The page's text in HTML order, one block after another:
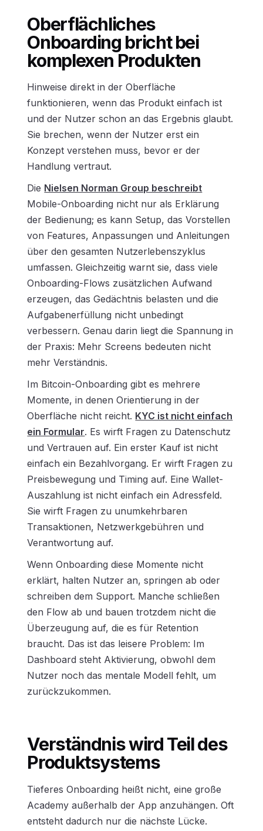
Oberflächliches
Onboarding bricht bei
komplexen Produkten
Hinweise direkt in der Oberfläche
funktionieren, wenn das Produkt einfach ist
und der Nutzer schon an das Ergebnis glaubt.
Sie brechen, wenn der Nutzer erst ein
Konzept verstehen muss, bevor er der
Handlung vertraut.
Die Nielsen Norman Group beschreibt
Mobile-Onboarding nicht nur als Erklärung
der Bedienung; es kann Setup, das Vorstellen
von Features, Anpassungen und Anleitungen
über den gesamten Nutzerlebenszyklus
umfassen. Gleichzeitig warnt sie, dass viele
Onboarding-Flows zusätzlichen Aufwand
erzeugen, das Gedächtnis belasten und die
Aufgabenerfüllung nicht unbedingt
verbessern. Genau darin liegt die Spannung in
der Praxis: Mehr Screens bedeuten nicht
mehr Verständnis.
Im Bitcoin-Onboarding gibt es mehrere
Momente, in denen Orientierung in der
Oberfläche nicht reicht. KYC ist nicht einfach
ein Formular. Es wirft Fragen zu Datenschutz
und Vertrauen auf. Ein erster Kauf ist nicht
einfach ein Bezahlvorgang. Er wirft Fragen zu
Preisbewegung und Timing auf. Eine Wallet-
Auszahlung ist nicht einfach ein Adressfeld.
Sie wirft Fragen zu unumkehrbaren
Transaktionen, Netzwerkgebühren und
Verantwortung auf.
Wenn Onboarding diese Momente nicht
erklärt, halten Nutzer an, springen ab oder
schreiben dem Support. Manche schließen
den Flow ab und bauen trotzdem nicht die
Überzeugung auf, die es für Retention
braucht. Das ist das leisere Problem: Im
Dashboard steht Aktivierung, obwohl dem
Nutzer noch das mentale Modell fehlt, um
zurückzukommen.
Verständnis wird Teil des
Produktsystems
Tieferes Onboarding heißt nicht, eine große
Academy außerhalb der App anzuhängen. Oft
entsteht dadurch nur die nächste Lücke.